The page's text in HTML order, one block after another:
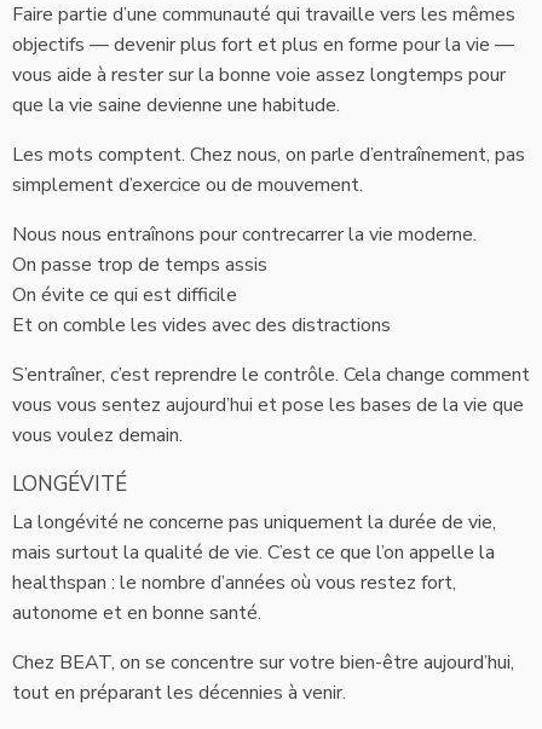
Faire partie d’une communauté qui travaille vers les mêmes
objectifs — devenir plus fort et plus en forme pour la vie —
vous aide à rester sur la bonne voie assez longtemps pour
que la vie saine devienne une habitude.
Les mots comptent. Chez nous, on parle d’entraînement, pas
simplement d’exercice ou de mouvement.
Nous nous entraînons pour contrecarrer la vie moderne.
On passe trop de temps assis
On évite ce qui est difficile
Et on comble les vides avec des distractions
S’entraîner, c’est reprendre le contrôle. Cela change comment
vous vous sentez aujourd’hui et pose les bases de la vie que
vous voulez demain.
LONGÉVITÉ
La longévité ne concerne pas uniquement la durée de vie,
mais surtout la qualité de vie. C’est ce que l’on appelle la
healthspan : le nombre d’années où vous restez fort,
autonome et en bonne santé.
Chez BEAT, on se concentre sur votre bien-être aujourd’hui,
tout en préparant les décennies à venir.